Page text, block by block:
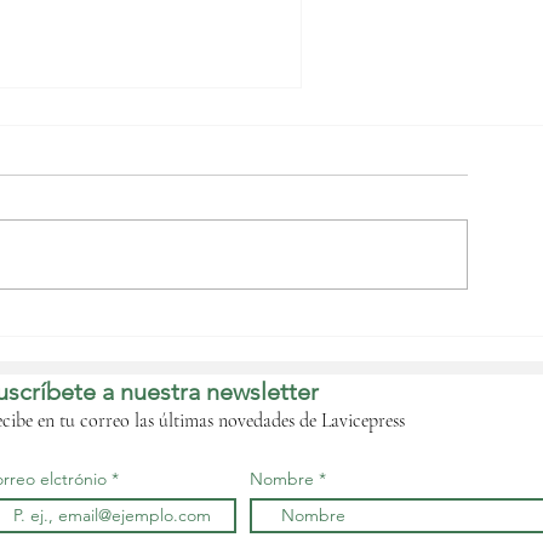
ordinaria del
Técnico de
a nuestra newsletter
en tu correo las últimas novedades de Lavicepress
elctrónio Nombre